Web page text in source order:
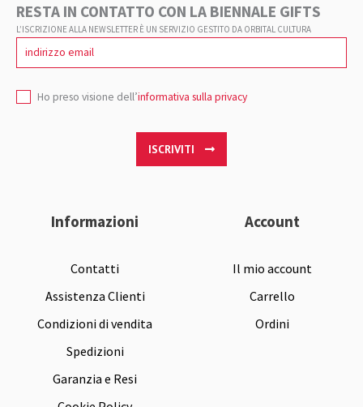
RESTA IN CONTATTO CON LA BIENNALE GIFTS
L’ISCRIZIONE ALLA NEWSLETTER È UN SERVIZIO GESTITO DA ORBITAL CULTURA
ISCRIVITI
Ho preso visione dell’informativa sulla privacy
Informazioni
Contatti
Assistenza Clienti
Condizioni di vendita
Spedizioni
Garanzia e Resi
Account
Il mio account
Carrello
Ordini